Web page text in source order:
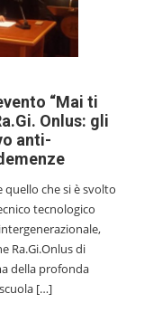
“Mai ti
Onlus: gli
anti-
quello che si è svolto
tecnologico
Ra.Gi.Onlus di
della profonda
[…]